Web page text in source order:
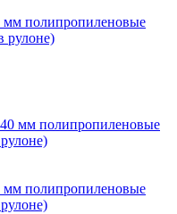
мм полипропиленовые
рулоне)
мм полипропиленовые